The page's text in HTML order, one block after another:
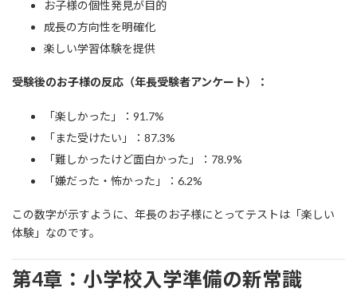
お子様の個性発見が目的
成長の方向性を明確化
楽しい学習体験を提供
受験後のお子様の反応（年長受験者アンケート）：
「楽しかった」：91.7%
「また受けたい」：87.3%
「難しかったけど面白かった」：78.9%
「嫌だった・怖かった」：6.2%
この数字が示すように、年長のお子様にとってテストは「楽しい
体験」なのです。
第4章：小学校入学準備の新常識